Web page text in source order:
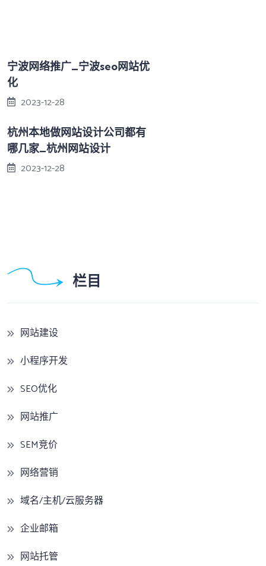
宁波网络推广_宁波seo网站优
化
2023-12-28
杭州本地做网站设计公司都有
哪几家_杭州网站设计
2023-12-28
栏目
网站建设
小程序开发
SEO优化
网站推广
SEM竞价
网络营销
域名/主机/云服务器
企业邮箱
网站托管